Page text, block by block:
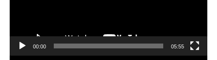
00:00 05:55